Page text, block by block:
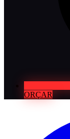
ORÇAR